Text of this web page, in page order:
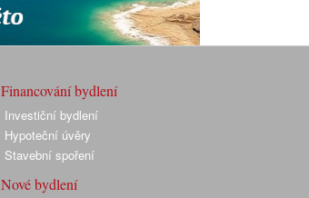
Financování bydlení
Investiční bydlení
Hypoteční úvěry
Stavební spoření
Nové bydlení